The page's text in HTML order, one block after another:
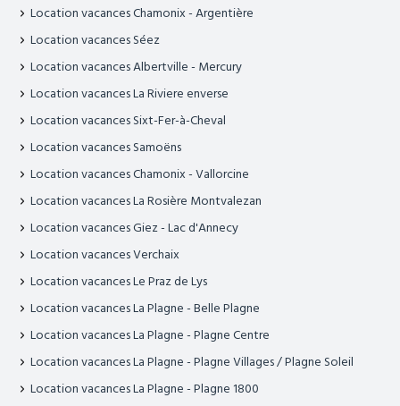
Location vacances Chamonix - Argentière
Location vacances Séez
Location vacances Albertville - Mercury
Location vacances La Riviere enverse
Location vacances Sixt-Fer-à-Cheval
Location vacances Samoëns
Location vacances Chamonix - Vallorcine
Location vacances La Rosière Montvalezan
Location vacances Giez - Lac d'Annecy
Location vacances Verchaix
Location vacances Le Praz de Lys
Location vacances La Plagne - Belle Plagne
Location vacances La Plagne - Plagne Centre
Location vacances La Plagne - Plagne Villages / Plagne Soleil
Location vacances La Plagne - Plagne 1800